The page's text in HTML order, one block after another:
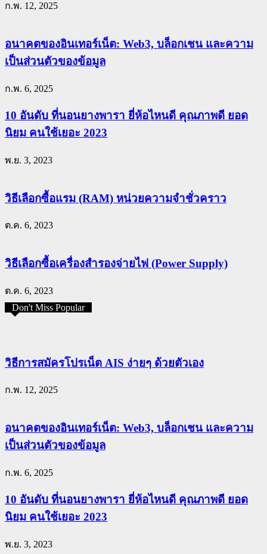
ก.พ. 12, 2025
อนาคตของอินเทอร์เน็ต: Web3, บล็อกเชน และความ
เป็นส่วนตัวของข้อมูล
ก.พ. 6, 2025
10 อันดับ ที่นอนยางพารา ยี่ห้อไหนดี คุณภาพดี ยอด
นิยม คนใช้เยอะ 2023
พ.ย. 3, 2023
วิธีเลือกซื้อแรม (RAM) หน่วยความจำชั่วคราว
ต.ค. 6, 2023
วิธีเลือกซื้อเครื่องสำรองจ่ายไฟ (Power Supply)
ต.ค. 6, 2023
Don't Miss Popular
วิธีการสมัครโปรเน็ต AIS ง่ายๆ ด้วยตัวเอง
ก.พ. 12, 2025
อนาคตของอินเทอร์เน็ต: Web3, บล็อกเชน และความ
เป็นส่วนตัวของข้อมูล
ก.พ. 6, 2025
10 อันดับ ที่นอนยางพารา ยี่ห้อไหนดี คุณภาพดี ยอด
นิยม คนใช้เยอะ 2023
พ.ย. 3, 2023